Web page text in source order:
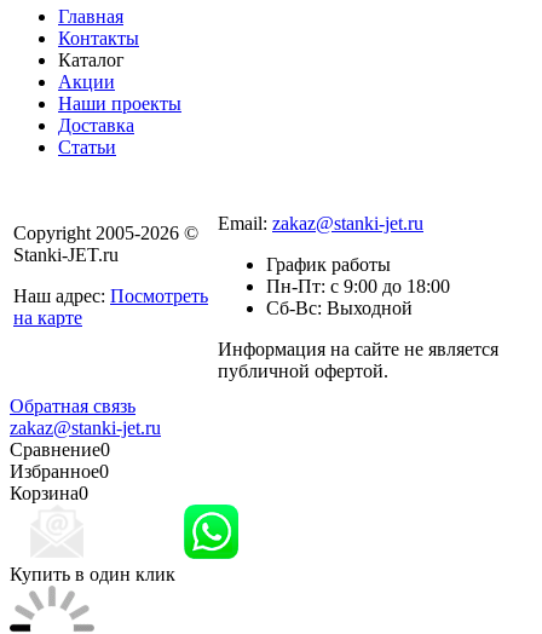
Главная
Контакты
Каталог
Акции
Наши проекты
Доставка
Статьи
Copyright 2005-2026 ©
Stanki-JET.ru
Наш адрес: Посмотреть
на карте
Email: zakaz@stanki-jet.ru
График работы
Пн-Пт: с 9:00 до 18:00
Сб-Вс: Выходной
Информация на сайте не является
публичной офертой.
Обратная связь
zakaz@stanki-jet.ru
Сравнение0
Избранное0
Корзина0
Купить в один клик